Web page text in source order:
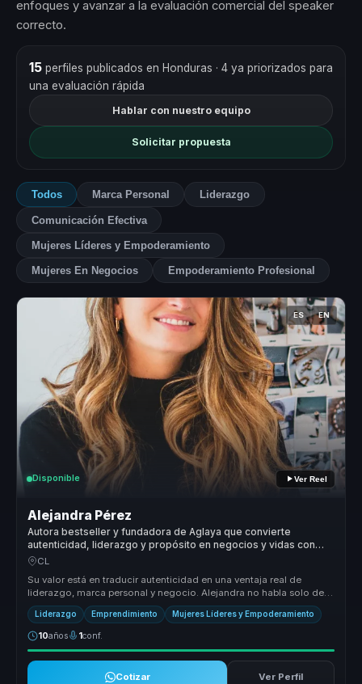
enfoques y avanzar a la evaluación comercial del speaker
correcto.
15perfiles publicados en Honduras · 4 ya priorizados para
una evaluación rápida
Hablar con nuestro equipo
Solicitar propuesta
Todos Marca Personal Liderazgo
Comunicación Efectiva
Mujeres Líderes y Empoderamiento
Mujeres En Negocios Empoderamiento Profesional
ES EN
Disponible Ver Reel
Alejandra Pérez
Autora bestseller y fundadora de Aglaya que convierte
autenticidad, liderazgo y propósito en negocios y vidas con
sentido.
CL
Su valor está en traducir autenticidad en una ventaja real de
liderazgo, marca personal y negocio. Alejandra no habla solo de
inspiración...
Liderazgo Emprendimiento Mujeres Líderes y Empoderamiento
10años 1conf.
Cotizar Ver Perfil